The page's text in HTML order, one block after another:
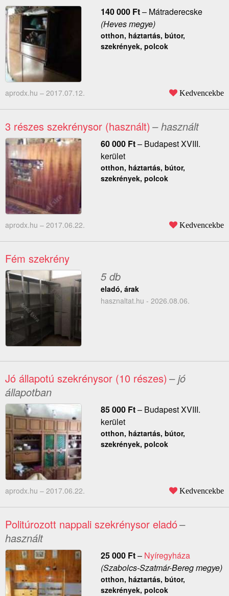
140 000 Ft– Mátraderecske
(Heves megye)
otthon, háztartás, bútor,
szekrények, polcok
aprodx.hu – 2017.07.12. Kedvencekbe
3 részes szekrénysor (használt) – használt
60 000 Ft– Budapest XVIII.
kerület
otthon, háztartás, bútor,
szekrények, polcok
aprodx.hu – 2017.06.22. Kedvencekbe
Fém szekrény
5 db
eladó, árak
hasznaltat.hu - 2026.08.06.
Jó állapotú szekrénysor (10 részes) – jó
állapotban
85 000 Ft– Budapest XVIII.
kerület
otthon, háztartás, bútor,
szekrények, polcok
aprodx.hu – 2017.06.22. Kedvencekbe
Politúrozott nappali szekrénysor eladó–
használt
25 000 Ft– Nyíregyháza
(Szabolcs-Szatmár-Bereg megye)
otthon, háztartás, bútor,
szekrények, polcok